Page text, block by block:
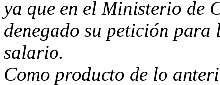
ya que en el Ministerio de
denegado su petición
salario.
Como producto de lo